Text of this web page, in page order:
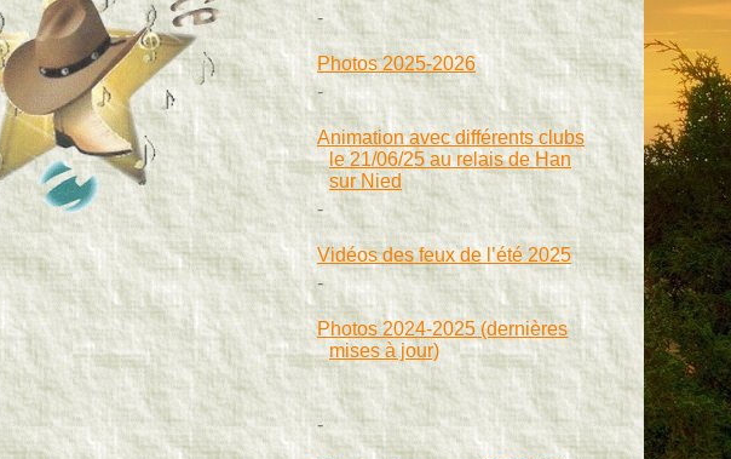
Photos 2025-2026
Animation avec différents clubs
le 21/06/25 au relais de Han
sur Nied
Vidéos des feux de l’été 2025
Photos 2024-2025 (dernières
mises à jour)